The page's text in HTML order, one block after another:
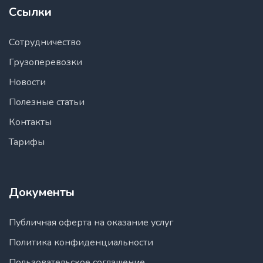
Ссылки
Сотрудничество
Грузоперевозки
Новости
Полезные статьи
Контакты
Тарифы
Документы
Публичная оферта на оказание услуг
Политика конфиденциальности